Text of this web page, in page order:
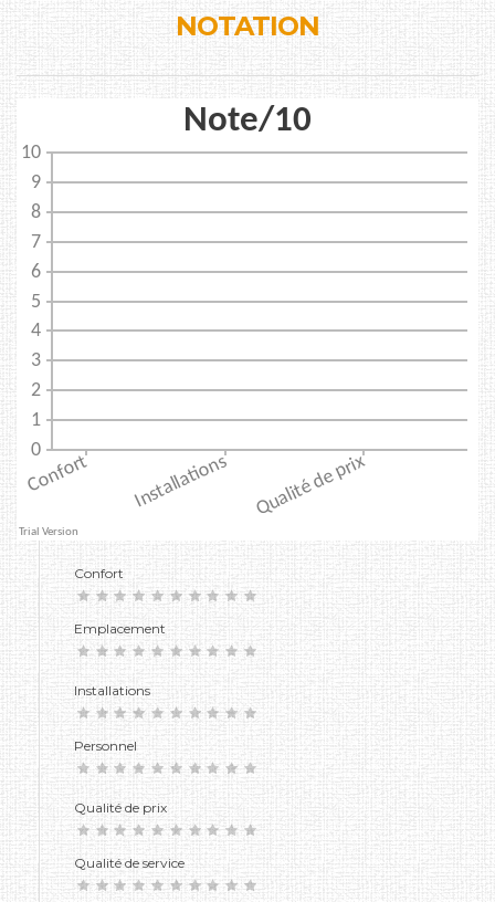
NOTATION
Confort
Emplacement
Installations
Personnel
Qualité de prix
Qualité de service